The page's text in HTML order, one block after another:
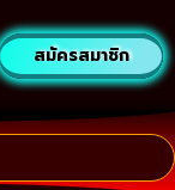
สมัครสมาชิก